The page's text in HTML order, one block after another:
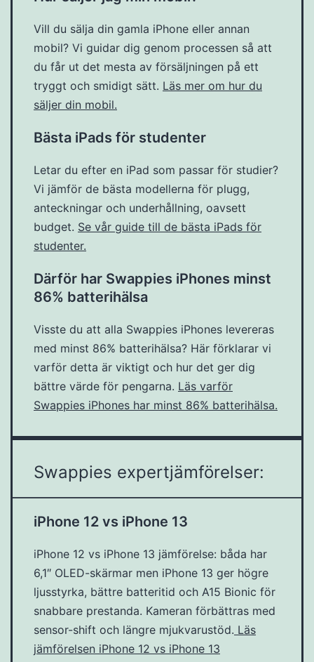
Vill du sälja din gamla iPhone eller annan
mobil? Vi guidar dig genom processen så att
du får ut det mesta av försäljningen på ett
tryggt och smidigt sätt. Läs mer om hur du
säljer din mobil.
Bästa iPads för studenter
Letar du efter en iPad som passar för studier?
Vi jämför de bästa modellerna för plugg,
anteckningar och underhållning, oavsett
budget. Se vår guide till de bästa iPads för
studenter.
Därför har Swappies iPhones minst
86% batterihälsa
Visste du att alla Swappies iPhones levereras
med minst 86% batterihälsa? Här förklarar vi
varför detta är viktigt och hur det ger dig
bättre värde för pengarna. Läs varför
Swappies iPhones har minst 86% batterihälsa.
Swappies expertjämförelser:
iPhone 12 vs iPhone 13
iPhone 12 vs iPhone 13 jämförelse: båda har
6,1″ OLED-skärmar men iPhone 13 ger högre
ljusstyrka, bättre batteritid och A15 Bionic för
snabbare prestanda. Kameran förbättras med
sensor-shift och längre mjukvarustöd. Läs
jämförelsen iPhone 12 vs iPhone 13